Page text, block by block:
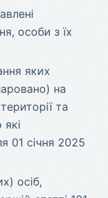
особи з їх
яких
на
та
01 січня 2025
осіб,